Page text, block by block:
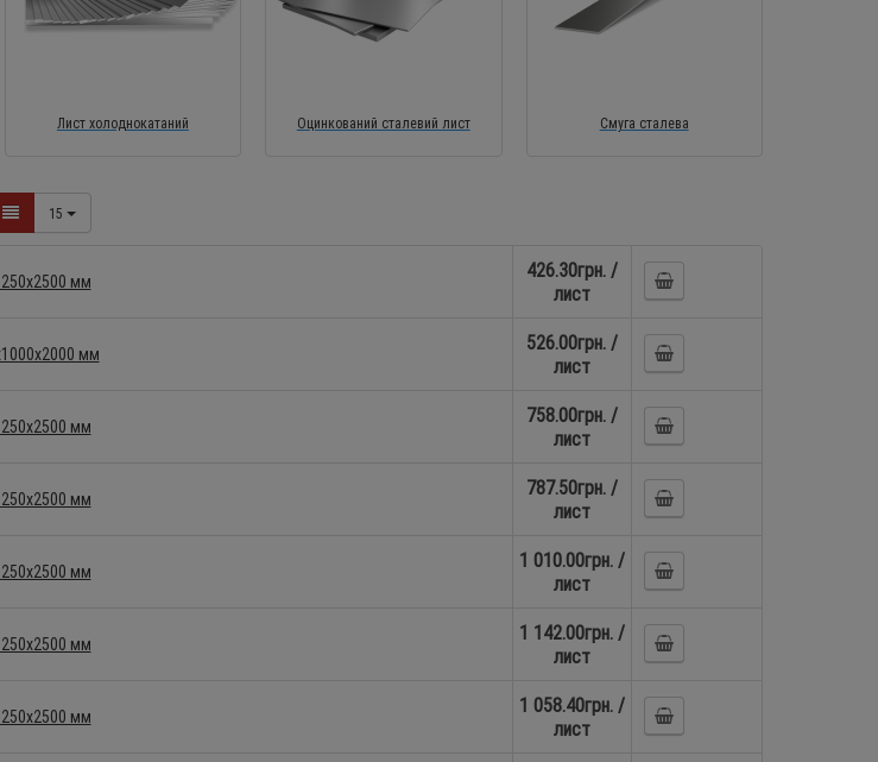
Лист холоднокатаний Оцинкований сталевий лист Смуга сталева
15
мм
426.30грн. /
лист
мм
526.00грн. /
лист
мм
758.00грн. /
лист
мм
787.50грн. /
лист
мм
1 010.00грн. /
лист
мм
1 142.00грн. /
лист
мм
1 058.40грн. /
лист